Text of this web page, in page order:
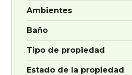
Ambientes
Baño
Tipo de propiedad
Estado de la propiedad